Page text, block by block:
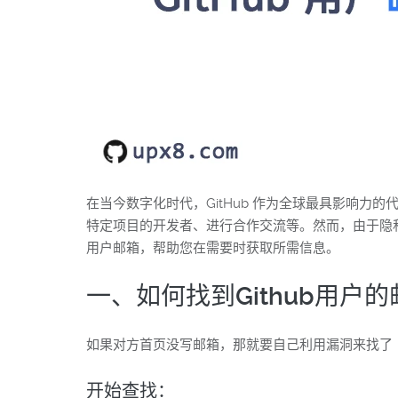
在当今数字化时代，GitHub 作为全球最具影响力的
特定项目的开发者、进行合作交流等。然而，由于
用户邮箱，帮助您在需要时获取所需信息。
一、如何找到Github用户的
如果对方首页没写邮箱，那就要自己利用漏洞来找了
开始查找：